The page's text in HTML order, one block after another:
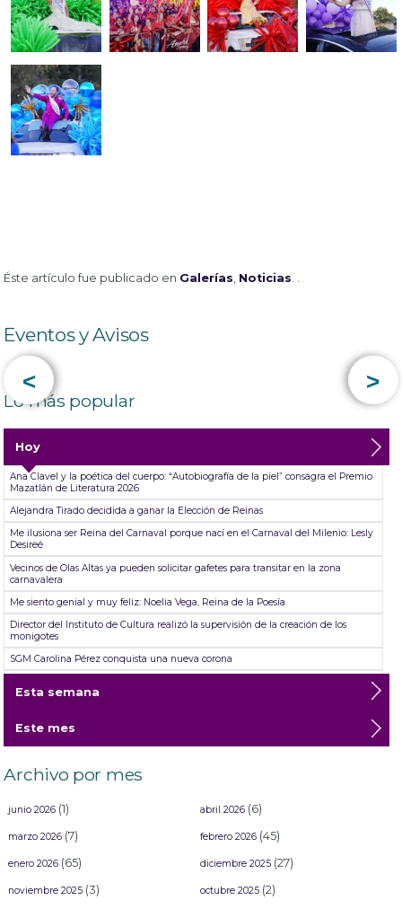
Éste artículo fue publicado en Galerías Noticias
Eventos y Avisos
< >
Lo más popular
Hoy
Ana Clavel y la poética del cuerpo: “Autobiografía de la piel” consagra el Premio
Mazatlán de Literatura 2026
Alejandra Tirado decidida a ganar la Elección de Reinas
Me ilusiona ser Reina del Carnaval porque nací en el Carnaval del Milenio: Lesly
Desireé
Vecinos de Olas Altas ya pueden solicitar gafetes para transitar en la zona
carnavalera
Me siento genial y muy feliz: Noelia Vega, Reina de la Poesía
Director del Instituto de Cultura realizó la supervisión de la creación de los
monigotes
SGM Carolina Pérez conquista una nueva corona
de Jorge Medina, Josi Cuen y Grupo Firme
de Mazatlán ´26
Mazatlán se desgañita de alegría durante su primer Desfile de Carnaval 2026:
Esta semana
Este mes
Archivo por mes
junio 2026(1) abril 2026(6)
marzo 2026(7) febrero 2026(45)
enero 2026(65) diciembre 2025(27)
noviembre 2025(3) octubre 2025(2)